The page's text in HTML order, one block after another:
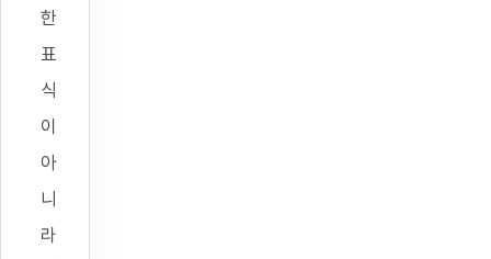
한
표
식
이
아
니
라